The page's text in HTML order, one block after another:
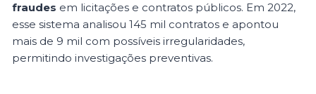
fraudes em licitações e contratos públicos. Em 2022,
esse sistema analisou 145 mil contratos e apontou
mais de 9 mil com possíveis irregularidades,
permitindo investigações preventivas.